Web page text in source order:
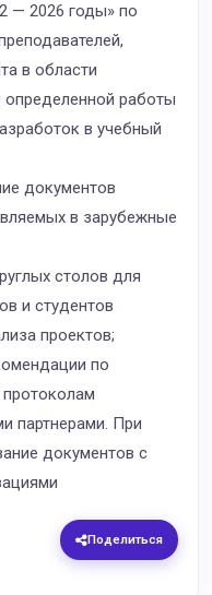
— 2026 годы» по
в области
работы
в учебный
документов
в зарубежные
столов для
и студентов
проектов;
по
партнерами. При
документов с
Поделиться